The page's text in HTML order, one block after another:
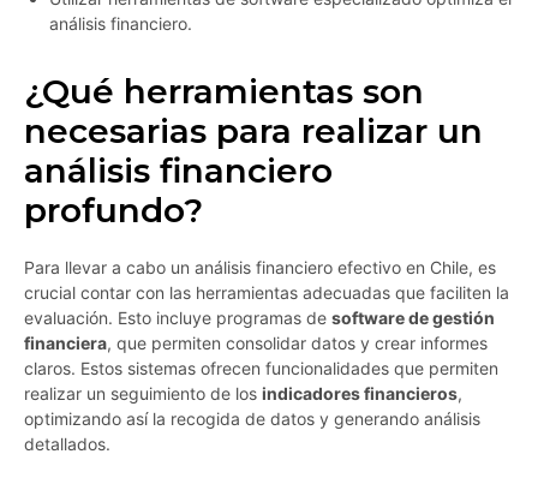
análisis financiero.
¿Qué herramientas son
necesarias para realizar un
análisis financiero
profundo?
Para llevar a cabo un análisis financiero efectivo en Chile, es
crucial contar con las herramientas adecuadas que faciliten la
evaluación. Esto incluye programas de software de gestión
financiera, que permiten consolidar datos y crear informes
claros. Estos sistemas ofrecen funcionalidades que permiten
realizar un seguimiento de los indicadores financieros,
optimizando así la recogida de datos y generando análisis
detallados.